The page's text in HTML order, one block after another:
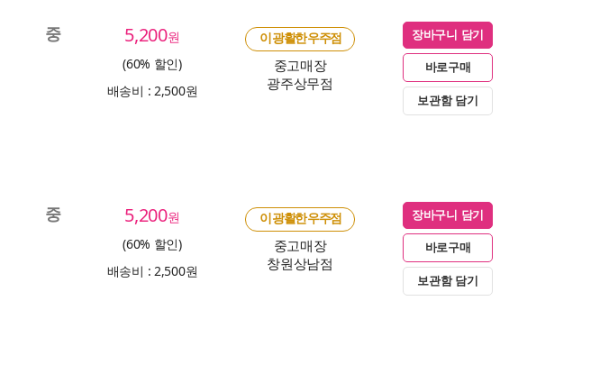
중 5,200원
(60% 할인)
배송비 : 2,500원
이 광활한 우주점
중고매장
광주상무점
장바구니 담기
바로구매
보관함 담기
중 5,200원
(60% 할인)
배송비 : 2,500원
이 광활한 우주점
중고매장
창원상남점
장바구니 담기
바로구매
보관함 담기